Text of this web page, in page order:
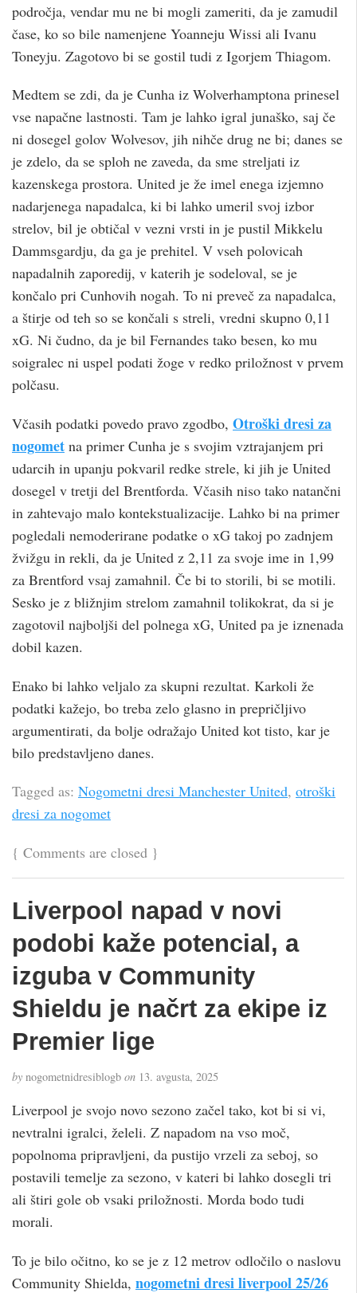
področja, vendar mu ne bi mogli zameriti, da je zamudil
čase, ko so bile namenjene Yoanneju Wissi ali Ivanu
Toneyju. Zagotovo bi se gostil tudi z Igorjem Thiagom.
Medtem se zdi, da je Cunha iz Wolverhamptona prinesel
vse napačne lastnosti. Tam je lahko igral junaško, saj če
ni dosegel golov Wolvesov, jih nihče drug ne bi; danes se
je zdelo, da se sploh ne zaveda, da sme streljati iz
kazenskega prostora. United je že imel enega izjemno
nadarjenega napadalca, ki bi lahko umeril svoj izbor
strelov, bil je obtičal v vezni vrsti in je pustil Mikkelu
Dammsgardju, da ga je prehitel. V vseh polovicah
napadalnih zaporedij, v katerih je sodeloval, se je
končalo pri Cunhovih nogah. To ni preveč za napadalca,
a štirje od teh so se končali s streli, vredni skupno 0,11
xG. Ni čudno, da je bil Fernandes tako besen, ko mu
soigralec ni uspel podati žoge v redko priložnost v prvem
polčasu.
Včasih podatki povedo pravo zgodbo, Otroški dresi za
nogomet na primer Cunha je s svojim vztrajanjem pri
udarcih in upanju pokvaril redke strele, ki jih je United
dosegel v tretji del Brentforda. Včasih niso tako natančni
in zahtevajo malo kontekstualizacije. Lahko bi na primer
pogledali nemoderirane podatke o xG takoj po zadnjem
žvižgu in rekli, da je United z 2,11 za svoje ime in 1,99
za Brentford vsaj zamahnil. Če bi to storili, bi se motili.
Sesko je z bližnjim strelom zamahnil tolikokrat, da si je
zagotovil najboljši del polnega xG, United pa je iznenada
dobil kazen.
Enako bi lahko veljalo za skupni rezultat. Karkoli že
podatki kažejo, bo treba zelo glasno in prepričljivo
argumentirati, da bolje odražajo United kot tisto, kar je
bilo predstavljeno danes.
Tagged as: Nogometni dresi Manchester United, otroški
dresi za nogomet
{ Comments are closed }
Liverpool napad v novi
podobi kaže potencial, a
izguba v Community
Shieldu je načrt za ekipe iz
Premier lige
by nogometnidresiblogb on 13. avgusta, 2025
Liverpool je svojo novo sezono začel tako, kot bi si vi,
nevtralni igralci, želeli. Z napadom na vso moč,
popolnoma pripravljeni, da pustijo vrzeli za seboj, so
postavili temelje za sezono, v kateri bi lahko dosegli tri
ali štiri gole ob vsaki priložnosti. Morda bodo tudi
morali.
To je bilo očitno, ko se je z 12 metrov odločilo o naslovu
Community Shielda, nogometni dresi liverpool 25/26